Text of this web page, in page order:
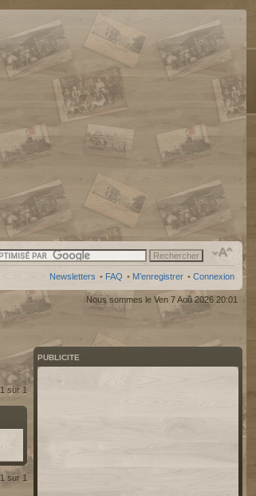
Newsletters • FAQ • M’enregistrer • Connexion
Nous sommes le Ven 7 Aoû 2026 20:01
1 sur1
1sur1
PUBLICITE